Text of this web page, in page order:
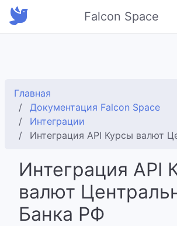
Falcon Space
Главная
Документация Falcon Space
Интеграции
Интеграция API Курсы валют
Интеграция API
валют
Банка РФ